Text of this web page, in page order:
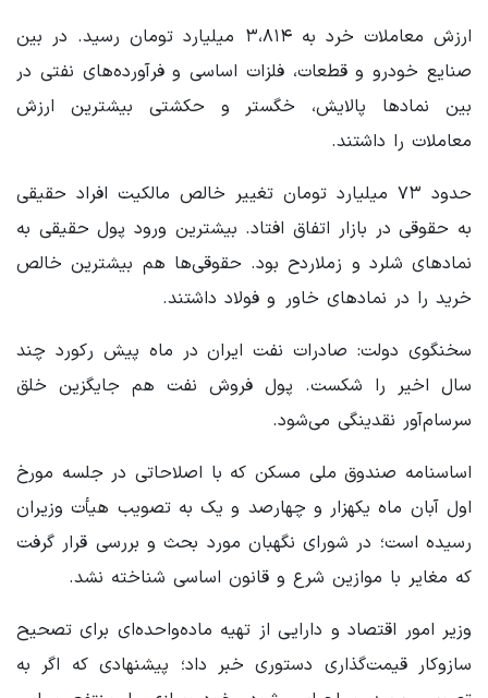
ارزش معاملات خرد به ۳،۸۱۴ میلیارد تومان رسید. در بین
صنایع خودرو و قطعات، فلزات اساسی و فرآورده‌های نفتی در
بین نمادها پالایش، خگستر و حکشتی بیشترین ارزش
معاملات را داشتند.
حدود ۷۳ میلیارد تومان تغییر خالص مالکیت افراد حقیقی
به حقوقی در بازار اتفاق افتاد. بیشترین ورود پول حقیقی به
نمادهای شلرد و زملاردح بود. حقوقی‌ها هم بیشترین خالص
خرید را در نمادهای خاور و فولاد داشتند.
سخنگوی دولت: صادرات نفت ایران در ماه پیش رکورد چند
سال اخیر را شکست. پول فروش نفت هم جایگزین خلق
سرسام‌آور نقدینگی می‌شود.
اساسنامه صندوق ملی مسکن که با اصلاحاتی در جلسه مورخ
اول آبان ماه یکهزار و چهارصد و یک به تصویب هیأت وزیران
رسیده است؛ در شورای نگهبان مورد بحث و بررسی قرار گرفت
که مغایر با موازین شرع و قانون اساسی شناخته نشد.
وزیر امور اقتصاد و دارایی از تهیه ماده‌واحده‌ای برای تصحیح
سازوکار قیمت‌گذاری دستوری خبر داد؛ پیشنهادی که اگر به